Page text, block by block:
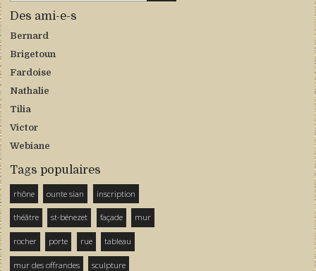
Des ami-e-s
Bernard
Brigetoun
Fardoise
Nathalie
Tilia
Victor
Webiane
Tags populaires
rhône ounte sian inscription
théâtre st-bénezet façade mur
rocher porte rue tableau
mur des offrandes sculpture